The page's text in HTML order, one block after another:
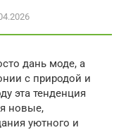
дань моде, а
с природой и
эта тенденция
новые,
уютного и